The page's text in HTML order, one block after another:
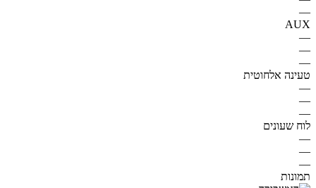
—
AUX
—
—
—
טעינה אלחוטית
—
—
—
לוח שעונים
—
—
—
תמונות